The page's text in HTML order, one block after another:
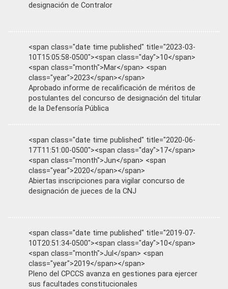
designación de Contralor
<span class="date time published" title="2023-03-
10T15:05:58-0500"><span class="day">10</span>
<span class="month">Mar</span> <span
class="year">2023</span></span>
Aprobado informe de recalificación de méritos de
postulantes del concurso de designación del titular
de la Defensoría Pública
<span class="date time published" title="2020-06-
17T11:51:00-0500"><span class="day">17</span>
<span class="month">Jun</span> <span
class="year">2020</span></span>
Abiertas inscripciones para vigilar concurso de
designación de jueces de la CNJ
<span class="date time published" title="2019-07-
10T20:51:34-0500"><span class="day">10</span>
<span class="month">Jul</span> <span
class="year">2019</span></span>
Pleno del CPCCS avanza en gestiones para ejercer
sus facultades constitucionales